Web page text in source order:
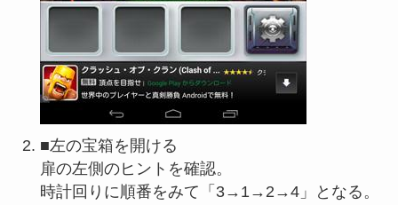
■左の宝箱を開ける
扉の左側のヒントを確認。
時計回りに順番をみて「3→1→2→4」となる。